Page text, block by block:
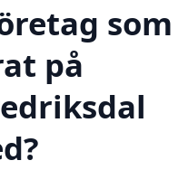
som
på